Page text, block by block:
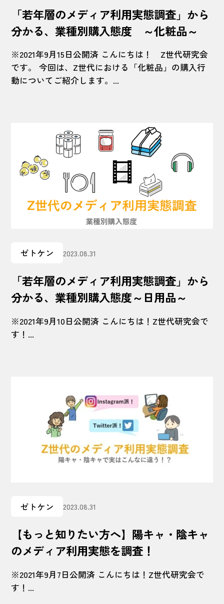
「若年層のメディア利用実態調査」から
分かる、業種別購入態度 ～化粧品～
※2021年9月15日公開済 こんにちは！ Z世代研究会
です。 今回は、Z世代における「化粧品」の購入行
動についてご紹介します。...
ゼトケン 2023.08.31
「若年層のメディア利用実態調査」から
分かる、業種別購入態度～日用品～
※2021年9月10日公開済 こんにちは！Z世代研究会で
す！...
ゼトケン 2023.08.31
【もっと知りたい方へ】陽キャ・陰キャ
のメディア利用実態を調査！
※2021年9月7日公開済 こんにちは！Z世代研究会で
す！...